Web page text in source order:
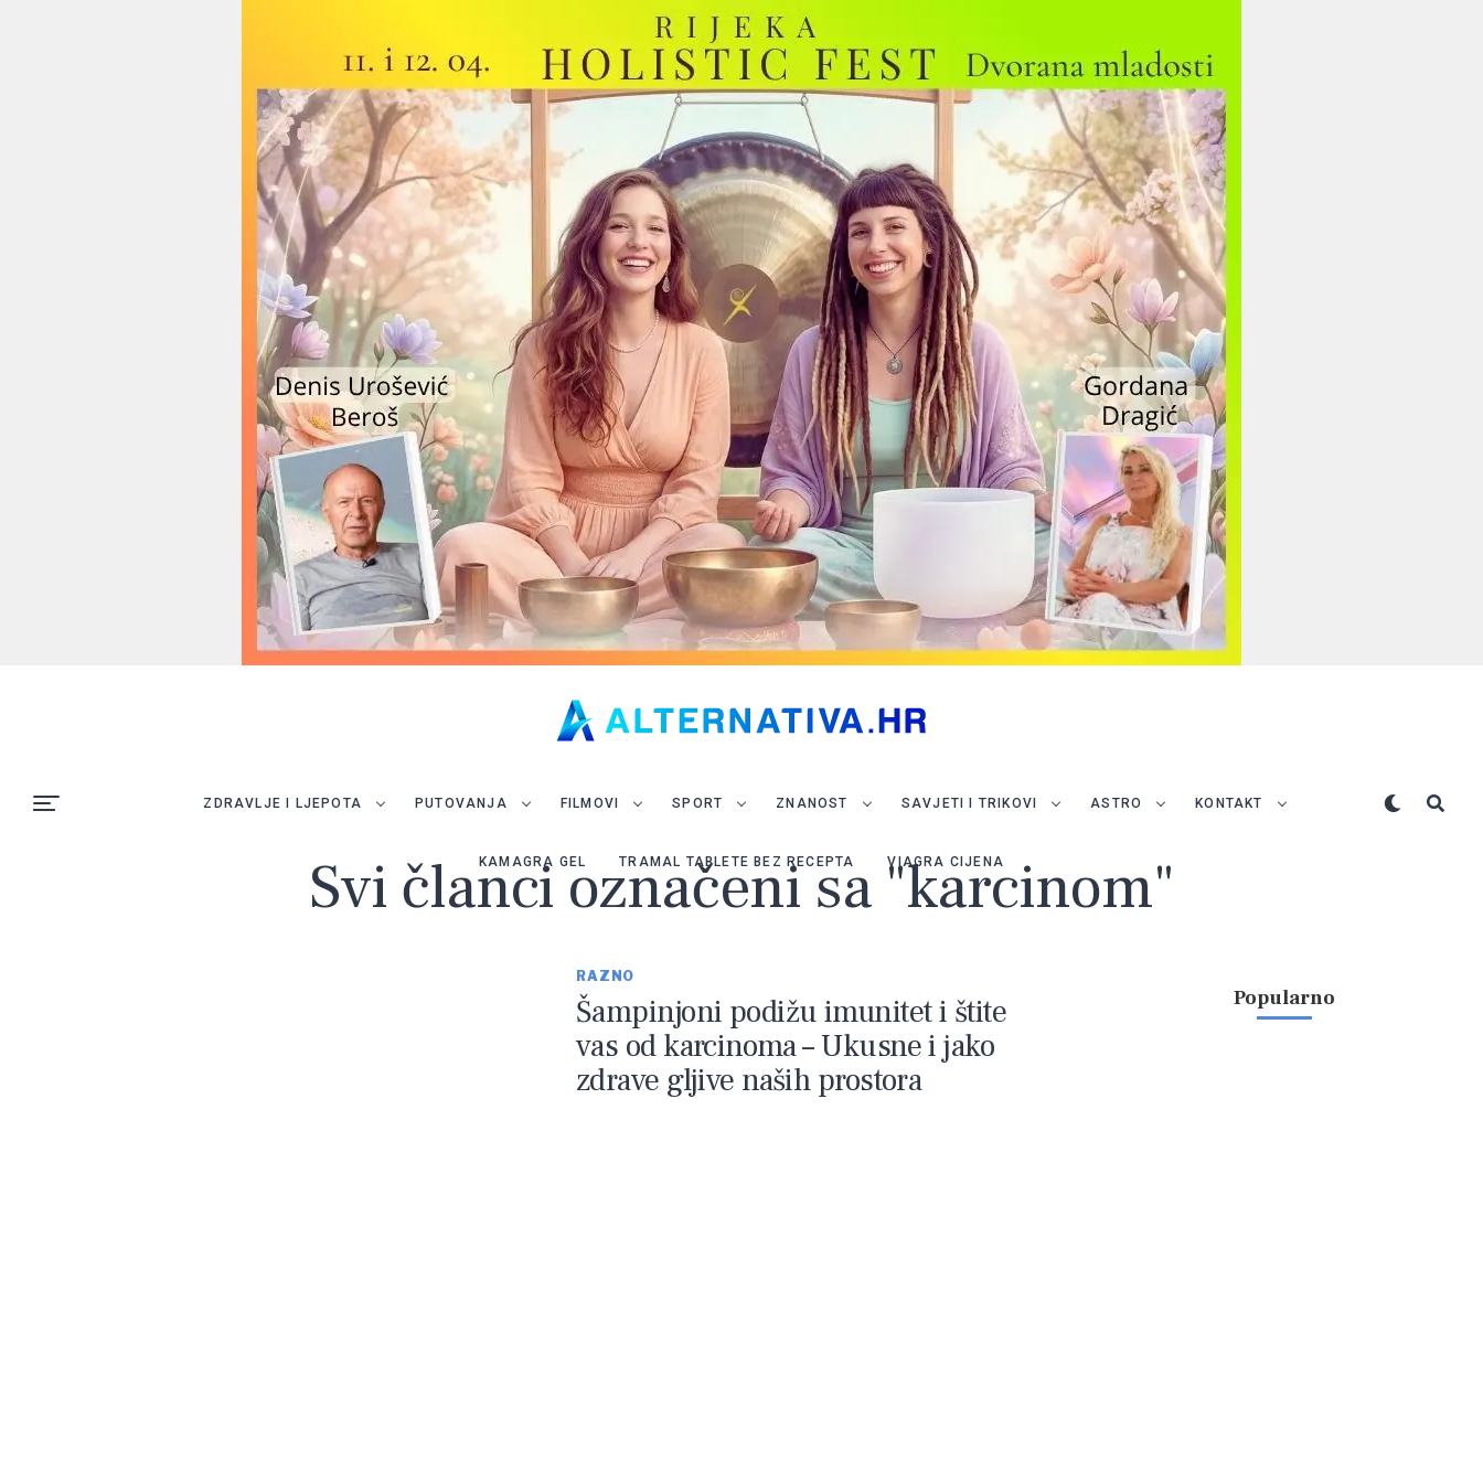
ZDRAVLJE I LJEPOTA PUTOVANJA FILMOVI SPORT ZNANOST SAVJETI I TRIKOVI ASTRO KONTAKT
KAMAGRA GEL TRAMAL TABLETE BEZ RECEPTA VIAGRA CIJENA
Svi članci označeni sa "karcinom"
RAZNO
Šampinjoni podižu imunitet i štite
vas od karcinoma – Ukusne i jako
zdrave gljive naših prostora
Popularno